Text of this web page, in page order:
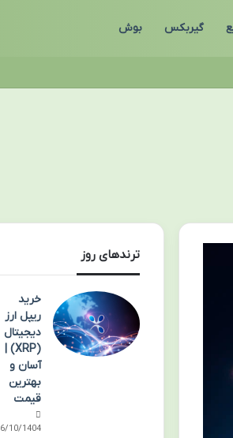
گیربکس بوش
ترندهای روز
خرید
ریپل ارز
دیجیتال
(XRP) |
آسان و
بهترین
قیمت
06/10/1404